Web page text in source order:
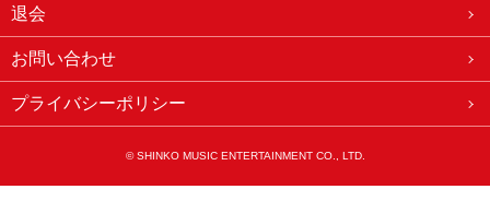
退会
お問い合わせ
プライバシーポリシー
© SHINKO MUSIC ENTERTAINMENT CO., LTD.